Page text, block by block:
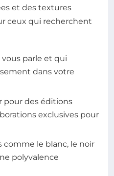
et des textures
ceux qui recherchent
parle et qui
dans votre
pour des éditions
exclusives pour
comme le blanc, le noir
polyvalence